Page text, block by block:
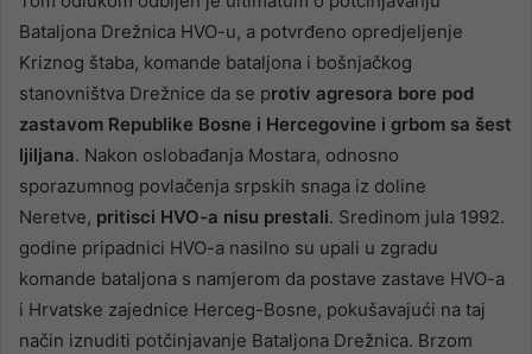
Bataljona Drežnica HVO-u, a potvrđeno opredjeljenje
Kriznog štaba, komande bataljona i bošnjačkog
stanovništva Drežnice da se protiv agresora bore pod
zastavom Republike Bosne i Hercegovine i grbom sa šest
ljiljana. Nakon oslobađanja Mostara, odnosno
sporazumnog povlačenja srpskih snaga iz doline
Neretve, pritisci HVO-a nisu prestali. Sredinom jula 1992.
godine pripadnici HVO-a nasilno su upali u zgradu
komande bataljona s namjerom da postave zastave HVO-a
i Hrvatske zajednice Herceg-Bosne, pokušavajući na taj
način iznuditi potčinjavanje Bataljona Drežnica. Brzom